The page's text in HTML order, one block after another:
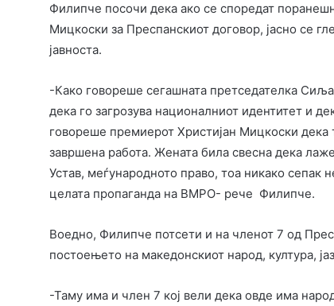
Филипче посочи дека ако се споредат
Мицкоски за Преспанскиот договор, јасно се
јавноста.
-Како говореше сегашната претседателка
дека го загрозува националниот идентитет и
говореше премиерот Христијан Мицкоски
завршена работа. Жената била свесна дека
Устав, меѓународното право, тоа никако сепак
целата пропаганда на ВМРО- рече Филипче.
Воедно, Филипче потсети и на членот 7 од
постоењето на македонскиот народ, култура,
-Таму има и член 7 кој вели дека овде има